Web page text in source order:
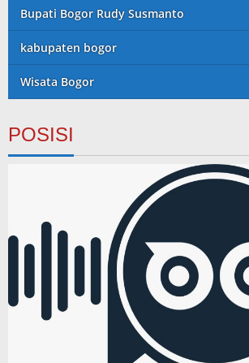
Bupati Bogor Rudy Susmanto
kabupaten bogor
Wisata Bogor
POSISI